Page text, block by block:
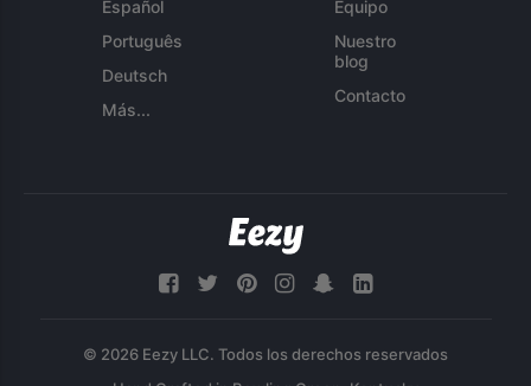
Español
Português
Deutsch
Más...
Equipo
Nuestro
blog
Contacto
© 2026 Eezy LLC. Todos los derechos reservados